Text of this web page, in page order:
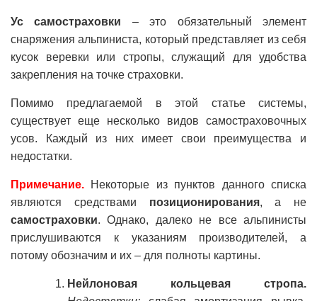
Ус самостраховки – это обязательный элемент
снаряжения альпиниста, который представляет из себя
кусок веревки или стропы, служащий для удобства
закрепления на точке страховки.
Помимо предлагаемой в этой статье системы,
существует еще несколько видов самостраховочных
усов. Каждый из них имеет свои преимущества и
недостатки.
Примечание.
Некоторые из пунктов данного списка
являются средствами позиционирования, а не
самостраховки. Однако, далеко не все альпинисты
прислушиваются к указаниям производителей, а
потому обозначим и их – для полноты картины.
Нейлоновая кольцевая стропа.